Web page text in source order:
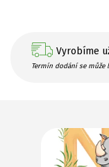
Vyrobíme
Termín dodání se